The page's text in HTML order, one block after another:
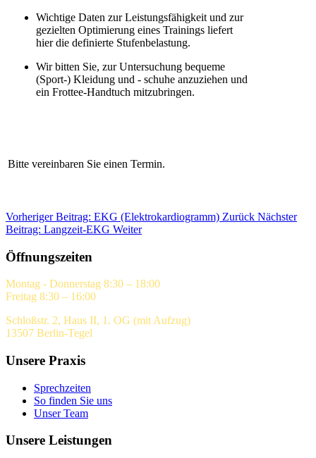
Wichtige Daten zur Leistungsfähigkeit und zur
gezielten Optimierung eines Trainings liefert
hier die definierte Stufenbelastung.
Wir bitten Sie, zur Untersuchung bequeme
(Sport-) Kleidung und - schuhe anzuziehen und
ein Frottee-Handtuch mitzubringen.
Bitte vereinbaren Sie einen Termin.
Vorheriger Beitrag: EKG (Elektrokardiogramm) Zurück Nächster
Beitrag: Langzeit-EKG Weiter
Öffnungszeiten
Montag - Donnerstag 8:30 – 18:00
Freitag 8:30 – 16:00
Schloßstr. 2, Haus II, 1. OG (mit Aufzug)
13507 Berlin-Tegel
Unsere Praxis
Sprechzeiten
So finden Sie uns
Unser Team
Unsere Leistungen